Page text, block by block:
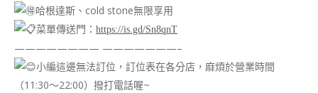
哈根達斯、cold stone無限享用
菜單傳送門： https://is.gd/Sn8qnT
———————— ———————–
小編這邊無法訂位，訂位表在各分店，麻煩於營業時間
（11:30～22:00）撥打電話喔~